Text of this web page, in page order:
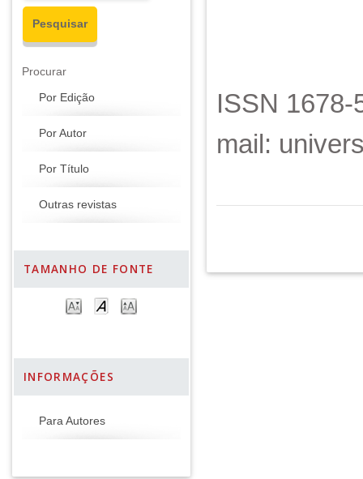
Procurar
Por Edição
Por Autor
Por Título
Outras revistas
TAMANHO DE FONTE
INFORMAÇÕES
Para Autores
ISSN
mail: